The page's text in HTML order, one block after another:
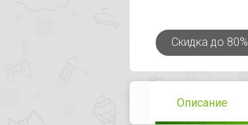
Скидка до 80%
Описание